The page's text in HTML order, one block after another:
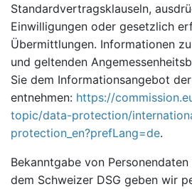
Standardvertragsklauseln,
Einwilligungen oder gesetzlich
Übermittlungen. Informationen
und geltenden
Sie dem Informationsangebot
entnehmen: https://
topic/data-protection/
protection_en?prefLang=de.
Bekanntgabe von
dem Schweizer DSG geben wir